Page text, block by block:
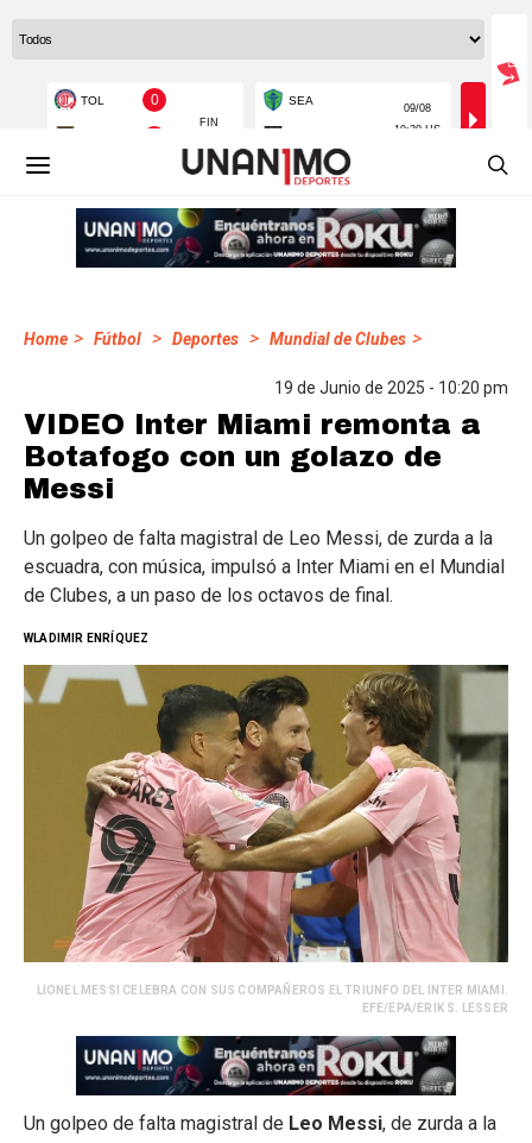
Home > Fútbol > Deportes > Mundial de Clubes >
19 de Junio de 2025 - 10:20 pm
VIDEO Inter Miami remonta a
Botafogo con un golazo de
Messi
Un golpeo de falta magistral de Leo Messi, de zurda a la
escuadra, con música, impulsó a Inter Miami en el Mundial
de Clubes, a un paso de los octavos de final.
WLADIMIR ENRÍQUEZ
LIONEL MESSI CELEBRA CON SUS COMPAÑEROS EL TRIUNFO DEL INTER MIAMI.
EFE/EPA/ERIK S. LESSER
Un golpeo de falta magistral de Leo Messi, de zurda a la